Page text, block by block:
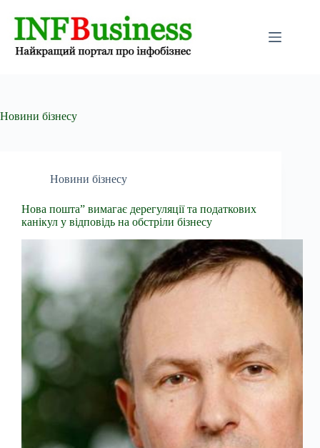
Новини бізнесу
Новини бізнесу
Нова пошта” вимагає дерегуляції та податкових
канікул у відповідь на обстріли бізнесу